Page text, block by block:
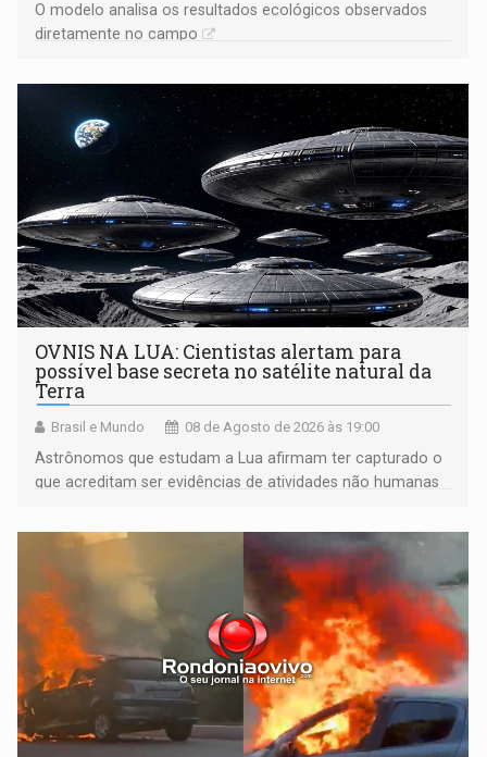
O modelo analisa os resultados ecológicos observados
diretamente no campo
OVNIS NA LUA: Cientistas alertam para
possível base secreta no satélite natural da
Terra
Brasil e Mundo 08 de Agosto de 2026 às 19:00
Astrônomos que estudam a Lua afirmam ter capturado o
que acreditam ser evidências de atividades não humanas
órbita